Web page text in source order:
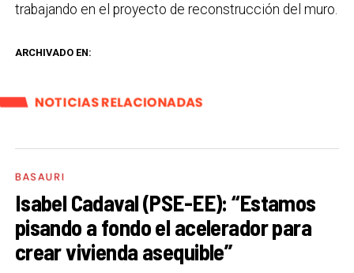
trabajando en el proyecto de reconstrucción del muro.
ARCHIVADO EN:
NOTICIAS RELACIONADAS
BASAURI
Isabel Cadaval (PSE-EE): “Estamos
pisando a fondo el acelerador para
crear vivienda asequible”